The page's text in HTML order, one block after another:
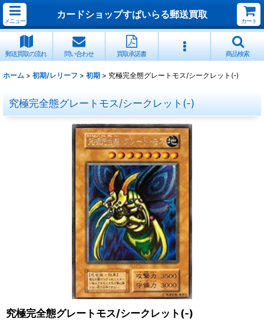
メニュー
カードショップすぱいらる郵送買取
カート
郵送買取の流れ 問い合わせ 買取承諾書 商品検索
ホーム > 初期/レリーフ > 初期 > 究極完全態グレートモス/シークレット(-)
究極完全態グレートモス/シークレット(-)
究極完全態グレートモス/シークレット(-)